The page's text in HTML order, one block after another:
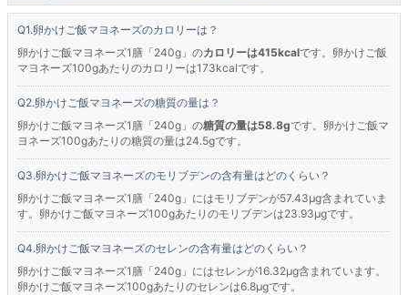
卵かけご飯マヨネーズのカロリーは？
卵かけご飯マヨネーズ1膳「240g」のカロリーは415kcalです。卵かけご飯
マヨネーズ100gあたりのカロリーは173kcalです。
卵かけご飯マヨネーズの糖質の量は？
卵かけご飯マヨネーズ1膳「240g」の糖質の量は58.8gです。卵かけご飯マ
ヨネーズ100gあたりの糖質の量は24.5gです。
卵かけご飯マヨネーズのモリブデンの含有量はどのくらい？
卵かけご飯マヨネーズ1膳「240g」にはモリブデンが57.43μg含まれていま
す。卵かけご飯マヨネーズ100gあたりのモリブデンは23.93μgです。
卵かけご飯マヨネーズのセレンの含有量はどのくらい？
卵かけご飯マヨネーズ1膳「240g」にはセレンが16.32μg含まれています。
卵かけご飯マヨネーズ100gあたりのセレンは6.8μgです。